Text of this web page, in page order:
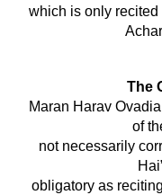
which is only
The
Maran Harav
of
not necessarily
obligatory as